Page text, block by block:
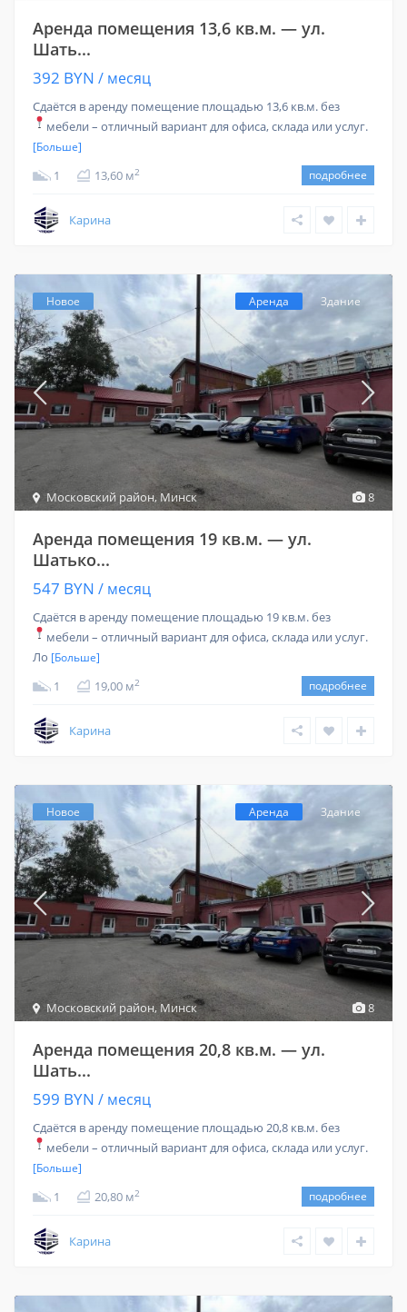
Аренда помещения 13,6 кв.м. — ул.
Шать...
392 BYN / месяц
Сдаётся в аренду помещение площадью 13,6 кв.м. без
мебели – отличный вариант для офиса, склада или услуг.
[Больше]
1 13,60 м2 подробнее
Карина
8
Московский район,Минск
Новое Аренда Здание
Аренда помещения 19 кв.м. — ул.
Шатько...
547 BYN / месяц
Сдаётся в аренду помещение площадью 19 кв.м. без
мебели – отличный вариант для офиса, склада или услуг.
Ло [Больше]
1 19,00 м2 подробнее
Карина
8
Московский район,Минск
Новое Аренда Здание
Аренда помещения 20,8 кв.м. — ул.
Шать...
599 BYN / месяц
Сдаётся в аренду помещение площадью 20,8 кв.м. без
мебели – отличный вариант для офиса, склада или услуг.
[Больше]
1 20,80 м2 подробнее
Карина